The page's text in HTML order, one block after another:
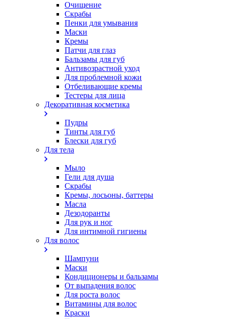
Очищение
Скрабы
Пенки для умывания
Маски
Кремы
Патчи для глаз
Бальзамы для губ
Антивозрастной уход
Для проблемной кожи
Oтбеливающие кремы
Тестеры для лица
Декоративная косметика
Пудры
Тинты для губ
Блески для губ
Для тела
Мыло
Гели для душа
Скрабы
Кремы, лосьоны, баттеры
Масла
Дезодоранты
Для рук и ног
Для интимной гигиены
Для волос
Шампуни
Маски
Кондиционеры и бальзамы
От выпадения волос
Для роста волос
Витамины для волос
Краски